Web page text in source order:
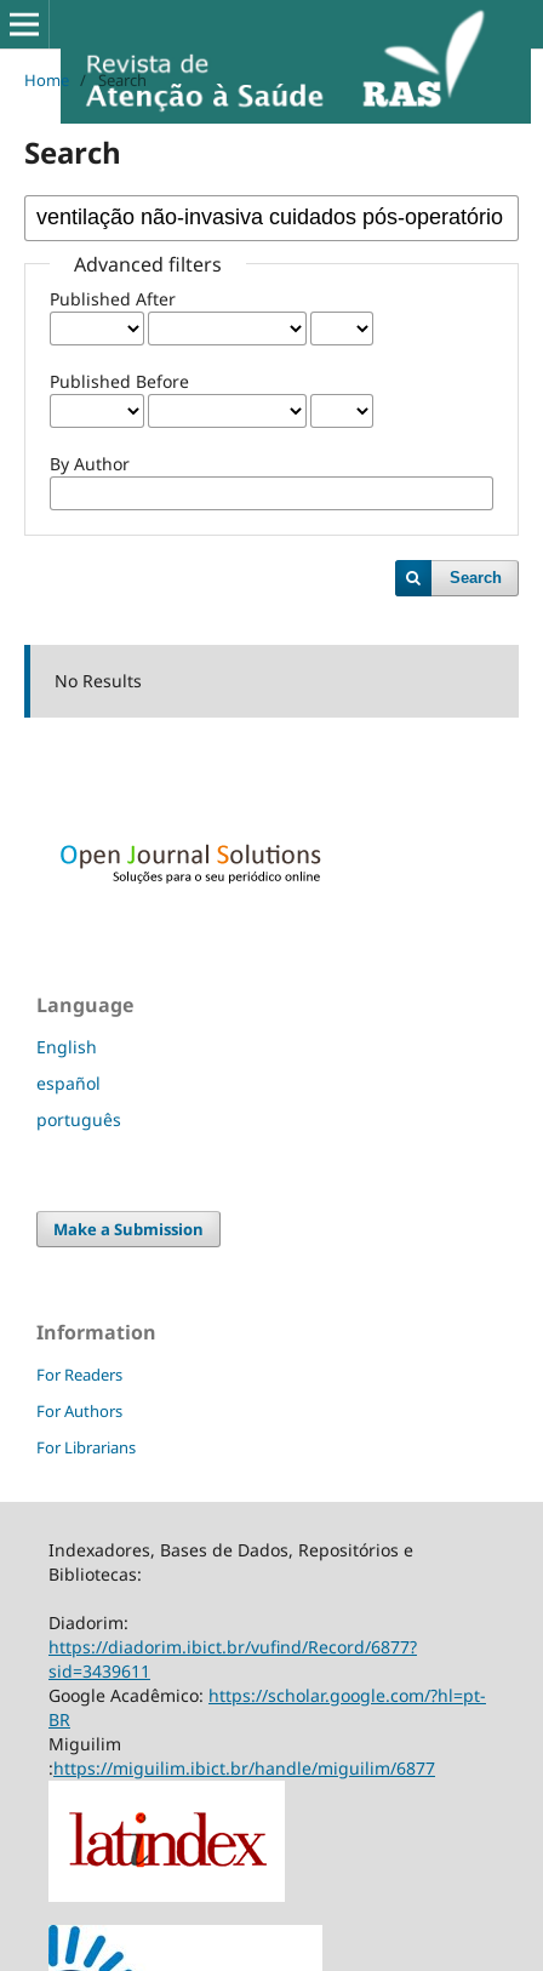
Home / Search
Search
Advanced filters
Published After
Published Before
By Author
Search
No Results
Language
English
español
português
Make a Submission
Information
For Readers
For Authors
For Librarians
Indexadores, Bases de Dados, Repositórios e
Bibliotecas:
Diadorim:
https://diadorim.ibict.br/vufind/Record/6877?
sid=3439611
Google Acadêmico: https://scholar.google.com/?hl=pt-
BR
Miguilim
:https://miguilim.ibict.br/handle/miguilim/6877